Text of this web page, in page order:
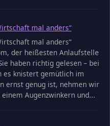
mal anders“
mal anders“
der heißesten Anlaufstelle
haben richtig gelesen – bei
es knistert gemütlich im
ernst genug ist, nehmen wir
Augenzwinkern und...